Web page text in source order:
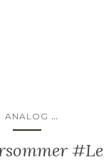
ANALOG ...